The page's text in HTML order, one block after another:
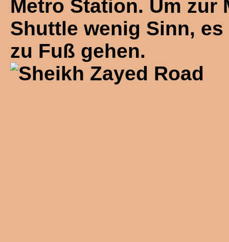
Metro Station. Um zur
Shuttle wenig Sinn,
zu Fuß gehen.